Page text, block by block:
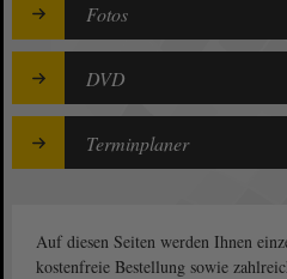
Fotos
DVD
Terminplaner
Auf diesen Seiten werden Ihnen
kostenfreie Bestellung sowie